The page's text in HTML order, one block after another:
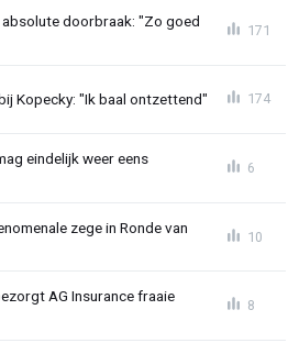
doorbraak: "Zo goed
171
Kopecky: "Ik baal ontzettend" 174
eindelijk weer eens
6
zege in Ronde van
10
AG Insurance fraaie
8